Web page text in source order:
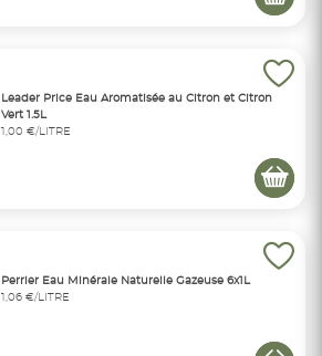
Leader Price Eau Aromatisée au Citron et Citron
Vert 1.5L
1,00 €/LITRE
Perrier Eau Minérale Naturelle Gazeuse 6x1L
1,06 €/LITRE